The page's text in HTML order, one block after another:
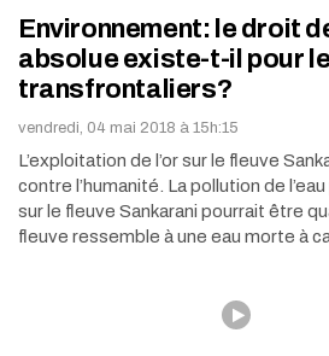
Environnement: le droit
absolue existe-t-il pour
transfrontaliers?
vendredi, 04 mai 2018 à 15h:15
L’exploitation de l’or sur le fleuve
contre l’humanité. La pollution de
sur le fleuve Sankarani pourrait être
fleuve ressemble à une eau morte à